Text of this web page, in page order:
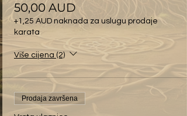
50,00 AUD
+1,25 AUD naknada za uslugu prodaje
karata
Više cijena (2)
Prodaja završena